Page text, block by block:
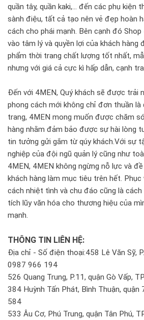
quần tây, quần kaki,… đến các phụ kiện
sành điệu, tất cả tạo nên vẻ đẹp hoàn
cách cho phái mạnh. Bên cạnh đó
vào tâm lý và quyền lợi của khách hàng
phẩm thời trang chất lượng tốt nhất,
nhưng với giá cả cực kì hấp dẫn, cạnh
Đến với 4MEN, Quý khách sẽ được trải
phong cách mới không chỉ đơn thuần
trang, 4MEN mong muốn được chăm
hàng nhằm đảm bảo được sự hài lòng
tin tưởng gửi gắm từ qúy khách.Với sự
nghiệp của đội ngũ quản lý cũng như
4MEN, 4MEN không ngừng nỗ lực và
khách hàng làm mục tiêu trên hết.
cách nhiệt tình và chu đáo cũng là
tích lũy văn hóa cho thương hiệu của
mạnh.
THÔNG TIN LIÊN HỆ:
Địa chỉ - Số điện thoại:458 Lê Văn Sỹ,
0987 966 194
526 Quang Trung, P.11, quận Gò Vấp,
384 Huỳnh Tấn Phát, Bình Thuận, quận
584
533 Âu Cơ, Phú Trung, quận Tân Phú,